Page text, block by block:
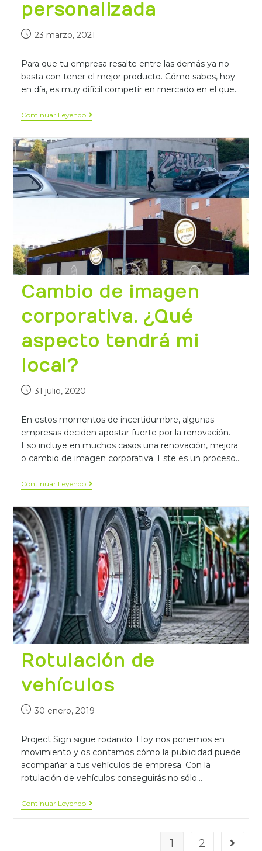
personalizada
23 marzo, 2021
Para que tu empresa resalte entre las demás ya no
basta con tener el mejor producto. Cómo sabes, hoy
en día, es muy difícil competir en mercado en el que…
Continuar Leyendo
Cambio de imagen
corporativa. ¿Qué
aspecto tendrá mi
local?
31 julio, 2020
En estos momentos de incertidumbre, algunas
empresas deciden apostar fuerte por la renovación.
Eso incluye en muchos casos una renovación, mejora
o cambio de imagen corporativa. Este es un proceso…
Continuar Leyendo
Rotulación de
vehículos
30 enero, 2019
Project Sign sigue rodando. Hoy nos ponemos en
movimiento y os contamos cómo la publicidad puede
acompañar a tus vehículos de empresa. Con la
rotulación de vehículos conseguirás no sólo…
Continuar Leyendo
1 2